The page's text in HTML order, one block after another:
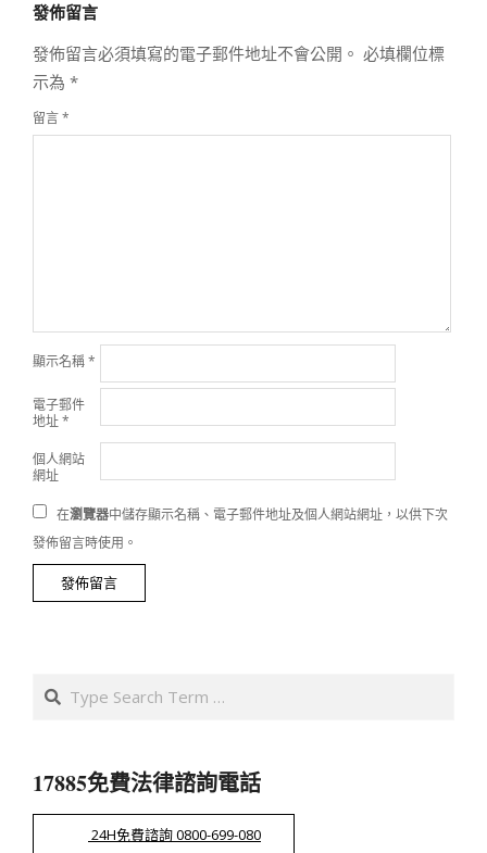
發佈留言
發佈留言必須填寫的電子郵件地址不會公開。 必填欄位標
示為 *
留言*
顯示名稱*
電子郵件
地址*
個人網站
網址
在瀏覽器中儲存顯示名稱、電子郵件地址及個人網站網址，以供下次
發佈留言時使用。
Search
17885免費法律諮詢電話
24H免費諮詢 0800-699-080